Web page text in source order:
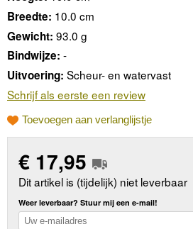
Breedte: 10.0 cm
Gewicht: 93.0 g
Bindwijze: -
Uitvoering: Scheur- en watervast
Schrijf als eerste een review
Toevoegen aan verlanglijstje
€ 17,95
Dit artikel is (tijdelijk) niet leverbaar
Weer leverbaar? Stuur mij een e-mail!